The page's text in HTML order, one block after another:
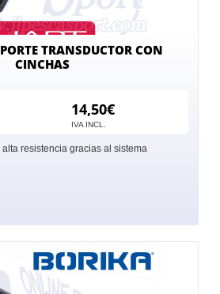
TRANSDUCTOR CON
CINCHAS
14,50€
IVA INCL.
resistencia gracias al sistema